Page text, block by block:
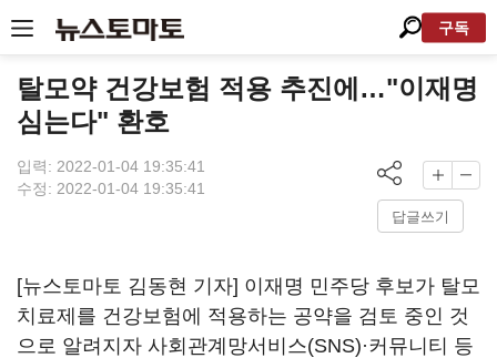
구독
탈모약 건강보험 적용 추진에…"이재명
심는다" 환호
입력: 2022-01-04 19:35:41
수정: 2022-01-04 19:35:41
답글쓰기
[뉴스토마토 김동현 기자] 이재명 민주당 후보가 탈모
치료제를 건강보험에 적용하는 공약을 검토 중인 것
으로 알려지자 사회관계망서비스(SNS)·커뮤니티 등